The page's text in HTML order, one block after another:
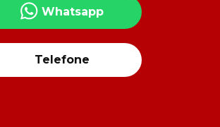
Whatsapp
Telefone